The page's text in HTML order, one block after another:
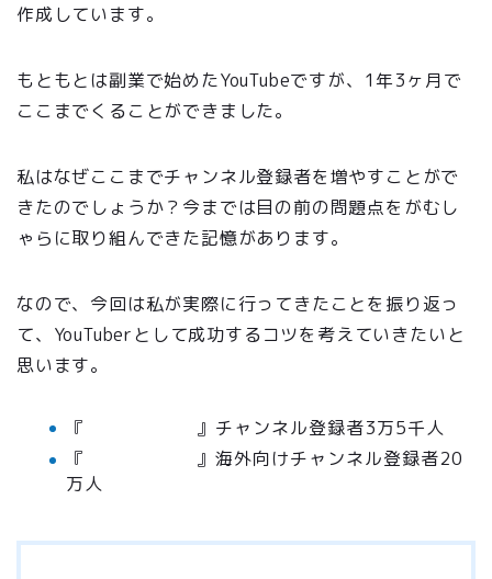
作成しています。
もともとは副業で始めたYouTubeですが、1年3ヶ月で
ここまでくることができました。
私はなぜここまでチャンネル登録者を増やすことがで
きたのでしょうか？今までは目の前の問題点をがむし
ゃらに取り組んできた記憶があります。
なので、今回は私が実際に行ってきたことを振り返っ
て、YouTuberとして成功するコツを考えていきたいと
思います。
『
』チャンネル登録者3万5千人
『
』海外向けチャンネル登録者20
万人